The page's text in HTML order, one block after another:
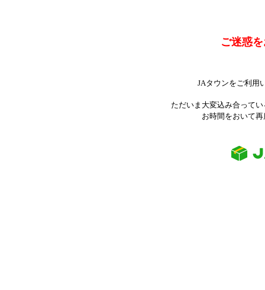
ご迷惑
JAタウンをご利用
ただいま大変込み合って
お時間をおいて